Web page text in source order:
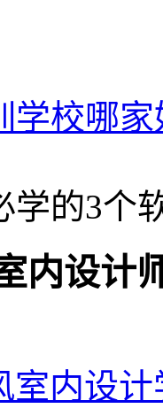
学校哪家
学的3个
内设计
室内设计